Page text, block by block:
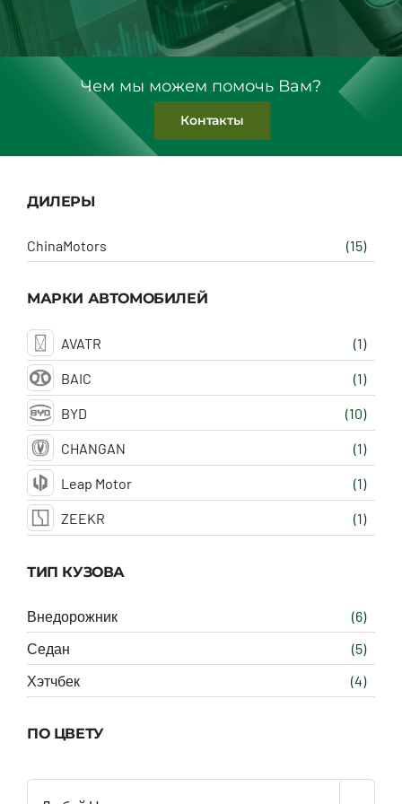
Чем мы можем помочь Вам?
Контакты
ДИЛЕРЫ
ChinaMotors (15)
МАРКИ АВТОМОБИЛЕЙ
AVATR (1)
BAIC (1)
BYD (10)
CHANGAN (1)
Leap Motor (1)
ZEEKR (1)
ТИП КУЗОВА
Внедорожник
(6)
Седан
(5)
Хэтчбек
(4)
ПО ЦВЕТУ